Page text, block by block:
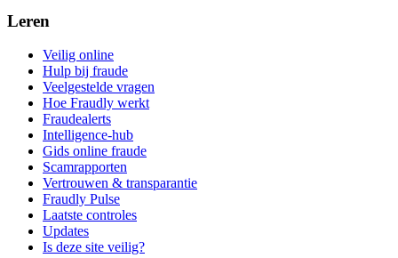
Leren
Veilig online
Hulp bij fraude
Veelgestelde vragen
Hoe Fraudly werkt
Fraudealerts
Intelligence-hub
Gids online fraude
Scamrapporten
Vertrouwen & transparantie
Fraudly Pulse
Laatste controles
Updates
Is deze site veilig?